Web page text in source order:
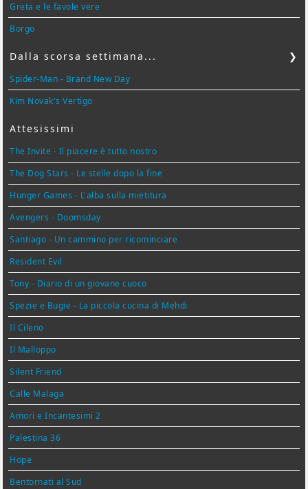
Greta e le favole vere
Borgo
Dalla scorsa settimana... ❯
Spider-Man - Brand New Day
Kim Novak's Vertigo
Attesissimi
The Invite - Il piacere è tutto nostro
The Dog Stars - Le stelle dopo la fine
Hunger Games - L'alba sulla mietitura
Avengers - Doomsday
Santiago - Un cammino per ricominciare
Resident Evil
Tony - Diario di un giovane cuoco
Spezie e Bugie - La piccola cucina di Mehdi
Il Cileno
Il Malloppo
Silent Friend
Calle Malaga
Amori e Incantesimi 2
Palestina 36
Hope
Bentornati al Sud